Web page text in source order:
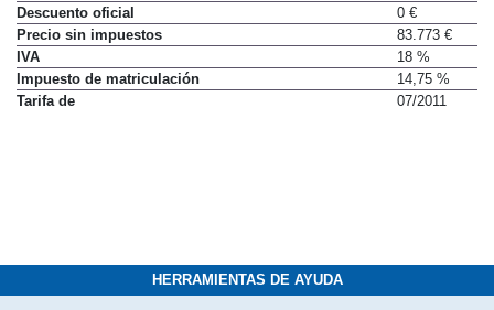
Descuento oficial
0 €
Precio sin impuestos
83.773 €
IVA
18 %
Impuesto de matriculación
14,75 %
Tarifa de
07/2011
HERRAMIENTAS DE AYUDA